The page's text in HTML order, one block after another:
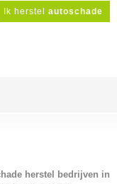
Ik herstel autoschade
herstel bedrijven in